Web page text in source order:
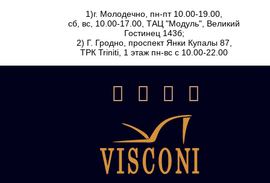
1)г. Молодечно, пн-пт 10.00-19.00,
сб, вс, 10.00-17.00, ТАЦ "Модуль", Великий
Гостинец 143б;
2) Г. Гродно, проспект Янки Купалы 87,
ТРК Triniti, 1 этаж пн-вс с 10.00-22.00